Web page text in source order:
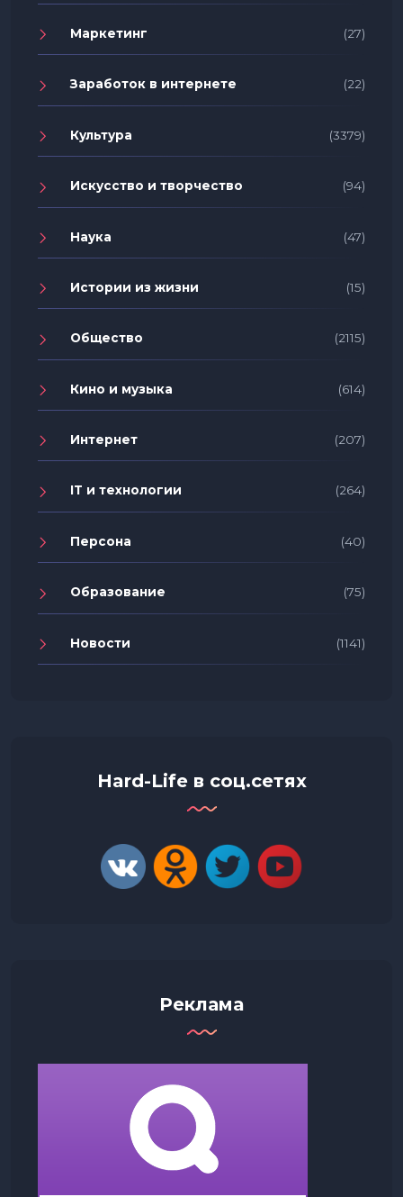
Маркетинг (27)
Заработок в интернете (22)
Культура (3379)
Искусство и творчество (94)
Наука (47)
Истории из жизни (15)
Общество (2115)
Кино и музыка (614)
Интернет (207)
IT и технологии (264)
Персона (40)
Образование (75)
Новости (1141)
Hard-Life в соц.сетях
Реклама